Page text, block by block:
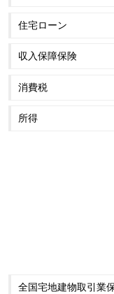
住宅ローン
収入保障保険
消費税
所得
全国宅地建物取引業